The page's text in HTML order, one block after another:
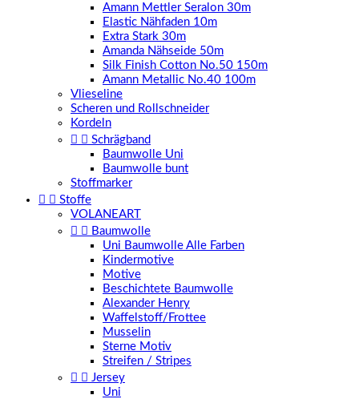
Amann Mettler Seralon 30m
Elastic Nähfaden 10m
Extra Stark 30m
Amanda Nähseide 50m
Silk Finish Cotton No.50 150m
Amann Metallic No.40 100m
Vlieseline
Scheren und Rollschneider
Kordeln
  Schrägband
Baumwolle Uni
Baumwolle bunt
Stoffmarker
  Stoffe
VOLANEART
  Baumwolle
Uni Baumwolle Alle Farben
Kindermotive
Motive
Beschichtete Baumwolle
Alexander Henry
Waffelstoff/Frottee
Musselin
Sterne Motiv
Streifen / Stripes
  Jersey
Uni